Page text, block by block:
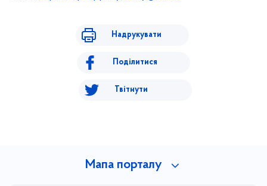
Надрукувати
Поділитися
Твітнути
Мапа порталу